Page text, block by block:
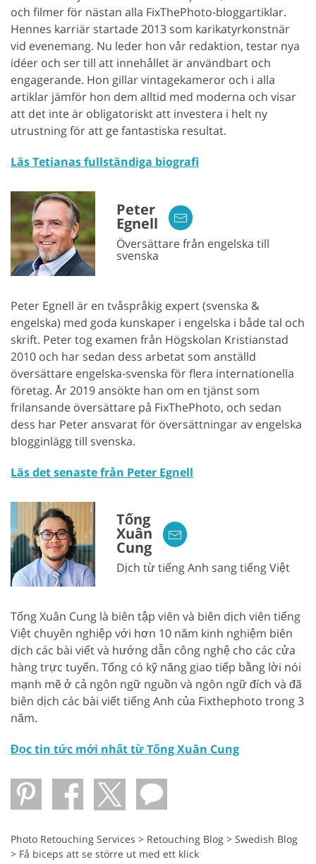
och filmer för nästan alla FixThePhoto-bloggartiklar.
Hennes karriär startade 2013 som karikatyrkonstnär
vid evenemang. Nu leder hon vår redaktion, testar nya
idéer och ser till att innehållet är användbart och
engagerande. Hon gillar vintagekameror och i alla
artiklar jämför hon dem alltid med moderna och visar
att det inte är obligatoriskt att investera i helt ny
utrustning för att ge fantastiska resultat.
Läs Tetianas fullständiga biografi
Peter
Egnell
Översättare från engelska till
svenska
Peter Egnell är en tvåspråkig expert (svenska &
engelska) med goda kunskaper i engelska i både tal och
skrift. Peter tog examen från Högskolan Kristianstad
2010 och har sedan dess arbetat som anställd
översättare engelska-svenska för flera internationella
företag. År 2019 ansökte han om en tjänst som
frilansande översättare på FixThePhoto, och sedan
dess har Peter ansvarat för översättningar av engelska
blogginlägg till svenska.
Läs det senaste från Peter Egnell
Tống
Xuân
Cung
Dịch từ tiếng Anh sang tiếng Việt
Tống Xuân Cung là biên tập viên và biên dịch viên tiếng
Việt chuyên nghiệp với hơn 10 năm kinh nghiệm biên
dịch các bài viết và hướng dẫn công nghệ cho các cửa
hàng trực tuyến. Tống có kỹ năng giao tiếp bằng lời nói
mạnh mẽ ở cả ngôn ngữ nguồn và ngôn ngữ đích và đã
biên dịch các bài viết tiếng Anh của Fixthephoto trong 3
năm.
Đọc tin tức mới nhất từ ​​Tống Xuân Cung
Photo Retouching Services > Retouching Blog > Swedish Blog
> Få biceps att se större ut med ett klick